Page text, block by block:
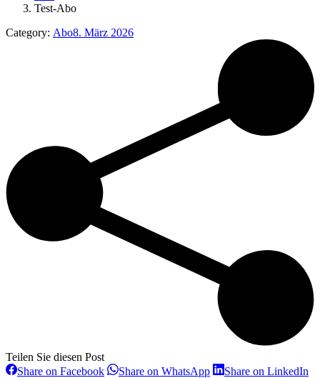
Test-Abo
Category: Abo8. März 2026
Teilen Sie diesen Post
Share on FacebookShareShare on WhatsAppShareShare on LinkedIn